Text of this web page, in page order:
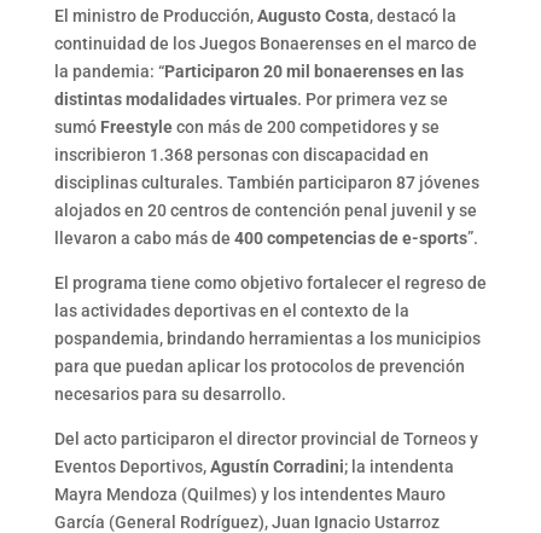
El ministro de Producción,Augusto Costa, destacó la
continuidad de los Juegos Bonaerenses en el marco de
la pandemia: “Participaron 20 mil bonaerenses en las
distintas modalidades virtuales. Por primera vez se
sumó Freestylecon más de 200 competidores y se
inscribieron 1.368 personas con discapacidad en
disciplinas culturales. También participaron 87 jóvenes
alojados en 20 centros de contención penal juvenil y se
llevaron a cabo más de 400 competencias de e-sports”.
El programa tiene como objetivo fortalecer el regreso de
las actividades deportivas en el contexto de la
pospandemia, brindando herramientas a los municipios
para que puedan aplicar los protocolos de prevención
necesarios para su desarrollo.
Del acto participaron el director provincial de Torneos y
Eventos Deportivos,Agustín Corradini; la intendenta
Mayra Mendoza (Quilmes) y los intendentes Mauro
García (General Rodríguez), Juan Ignacio Ustarroz